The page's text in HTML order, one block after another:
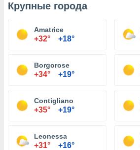
Крупные города
Amatrice
+32° +18°
Borgorose
+34° +19°
Contigliano
+35° +19°
Leonessa
+31° +16°